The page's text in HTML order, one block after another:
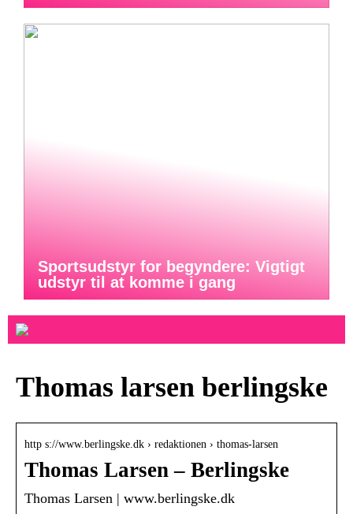
Sportsudstyr for begyndere: Vigtigt
udstyr til at komme i gang
Thomas larsen berlingske
http s://www.berlingske.dk › redaktionen › thomas-larsen
Thomas Larsen – Berlingske
Thomas Larsen | www.berlingske.dk